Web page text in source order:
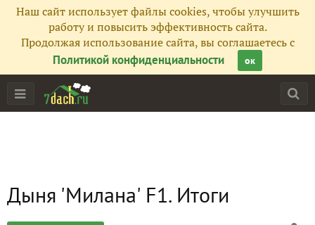
Наш сайт использует файлы cookies, чтобы улучшить
работу и повысить эффективность сайта.
Продолжая использование сайта, вы соглашаетесь с
Политикой конфиденциальности
ок
Дыня 'Милана' F1. Итоги